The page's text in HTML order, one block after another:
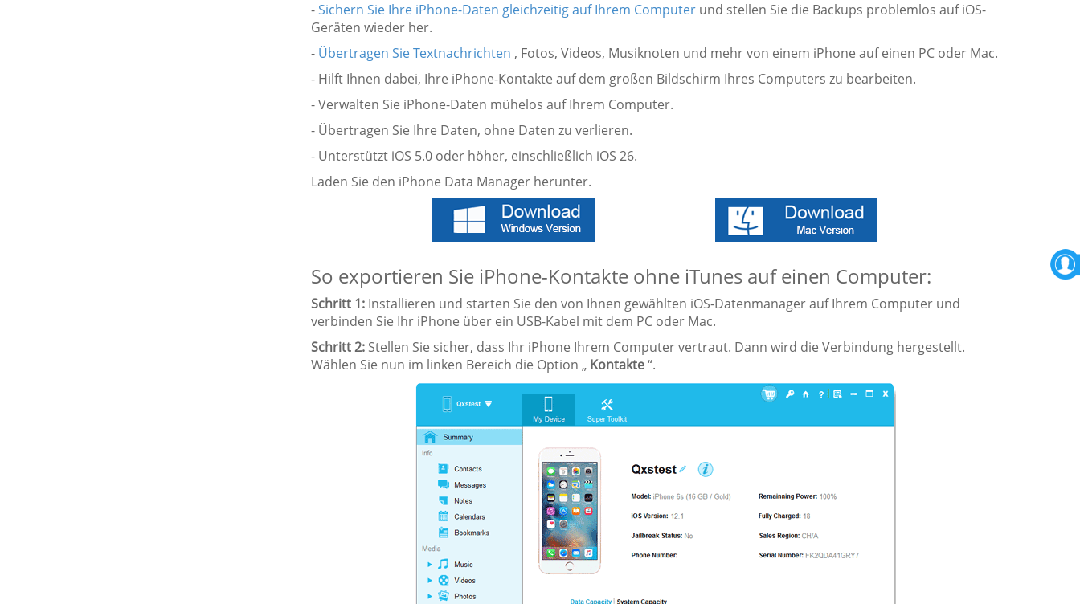
-Sichern Sie Ihre iPhone-Daten gleichzeitig auf Ihrem Computer und stellen Sie die Backups problemlos auf iOS-
Geräten wieder her.
- Übertragen Sie Textnachrichten , Fotos, Videos, Musiknoten und mehr von einem iPhone auf einen PC oder Mac.
- Hilft Ihnen dabei, Ihre iPhone-Kontakte auf dem großen Bildschirm Ihres Computers zu bearbeiten.
- Verwalten Sie iPhone-Daten mühelos auf Ihrem Computer.
- Übertragen Sie Ihre Daten, ohne Daten zu verlieren.
- Unterstützt iOS 5.0 oder höher, einschließlich iOS 26.
Laden Sie den iPhone Data Manager herunter.
So exportieren Sie iPhone-Kontakte ohne iTunes auf einen Computer:
Schritt 1: Installieren und starten Sie den von Ihnen gewählten iOS-Datenmanager auf Ihrem Computer und
verbinden Sie Ihr iPhone über ein USB-Kabel mit dem PC oder Mac.
Schritt 2: Stellen Sie sicher, dass Ihr iPhone Ihrem Computer vertraut. Dann wird die Verbindung hergestellt.
Wählen Sie nun im linken Bereich die Option „ Kontakte“.